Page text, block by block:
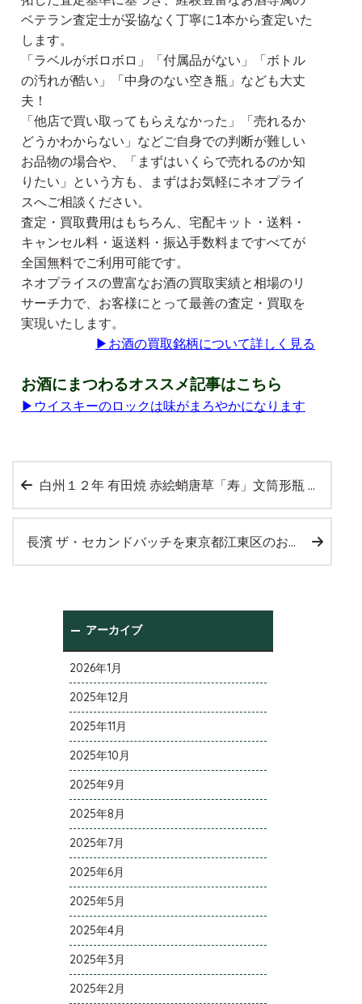
ベテラン査定士が妥協なく丁寧に1本から査定いた
します。
「ラベルがボロボロ」「付属品がない」「ボトル
の汚れが酷い」「中身のない空き瓶」なども大丈
夫！
「他店で買い取ってもらえなかった」「売れるか
どうかわからない」などご自身での判断が難しい
お品物の場合や、「まずはいくらで売れるのか知
りたい」という方も、まずはお気軽にネオプライ
スへご相談ください。
査定・買取費用はもちろん、宅配キット・送料・
キャンセル料・返送料・振込手数料まですべてが
全国無料でご利用可能です。
ネオプライスの豊富なお酒の買取実績と相場のリ
サーチ力で、お客様にとって最善の査定・買取を
実現いたします。
▶ お酒の買取銘柄について詳しく見る
お酒にまつわるオススメ記事はこちら
▶ウイスキーのロックは味がまろやかになります
白州１２年 有田焼 赤絵蛸唐草「寿」文筒形瓶 サントリー スペシャルボトルコレクション ピュアモルトを大阪府寝屋川市のお客様より店頭買取いたしました。
長濱 ザ・セカンドバッチを東京都江東区のお客様より宅配買取させていただきました。
アーカイブ
2026年1月
2025年12月
2025年11月
2025年10月
2025年9月
2025年8月
2025年7月
2025年6月
2025年5月
2025年4月
2025年3月
2025年2月